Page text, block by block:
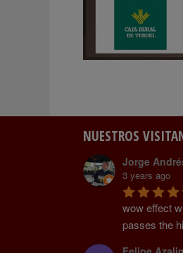
NUESTROS
Jorge
3 years ago
wow effect
passes the